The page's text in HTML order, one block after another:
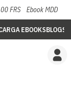
FRS Ebook MDD
EBOOKSBLOGS